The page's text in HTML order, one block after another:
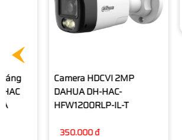
Camera HDCVI 2MP
DAHUA DH-HAC-
HFW1200RLP-IL-T